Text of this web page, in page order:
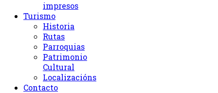
impresos
Turismo
Historia
Rutas
Parroquias
Patrimonio
Cultural
Localizacións
Contacto